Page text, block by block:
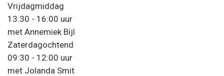
Vrijdagmiddag
13:30 - 16:00 uur
met Annemiek Bijl
Zaterdagochtend
09:30 - 12:00 uur
met Jolanda Smit